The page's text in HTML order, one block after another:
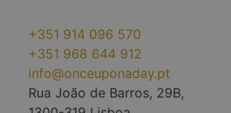
+351 914 096 570
+351 968 644 912
info@onceuponaday.pt
Rua João de Barros, 29B,